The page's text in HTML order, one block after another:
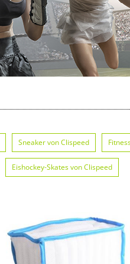
Sneaker von Clispeed
Eishockey-Skates von Clispeed